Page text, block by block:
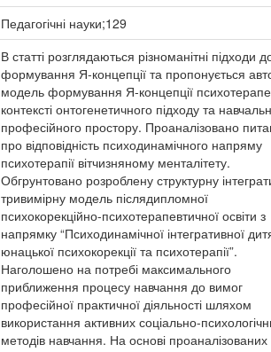
Педагогічні науки;129
В статті розглядаються різноманітні підходи
формування Я-концепції та пропонується
модель формування Я-концепції
контексті онтогенетичного підходу та
професійного простору. Проаналізовано
про відповідність психодинамічного напряму
психотерапії вітчизняному менталітету.
Обгрунтовано розроблену структурну
тривимірну модель післядипломної
психокорекційно-психотерапевтичної освіти з
напрямку “Психодинамічної інтегративної
юнацької психокорекції та психотерапії”.
Наголошено на потребі максимального
приближення процесу навчання до вимог
професійної практичної діяльності шляхом
використання активних соціально-
методів навчання. На основі проаналізованих